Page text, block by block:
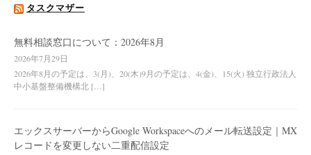
タスクマザー
無料相談窓口について：2026年8月
2026年7月29日
2026年8月の予定は、3(月)、20(木)9月の予定は、4(金)、15(火) 独立行政法人
中小基盤整備機構北 […]
エックスサーバーからGoogle Workspaceへのメール転送設定｜MX
レコードを変更しない二重配信設定